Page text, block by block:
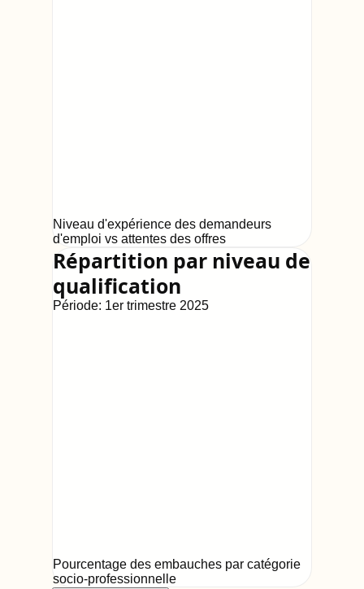
Niveau d'expérience des demandeurs
d'emploi vs attentes des offres
Répartition par niveau de
qualification
Période: 1er trimestre 2025
Pourcentage des embauches par catégorie
socio-professionnelle